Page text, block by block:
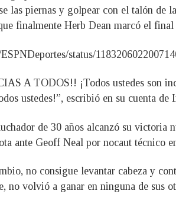
las piernas y golpear con el talón
finalmente Herb Dean marcó el final
status/
A TODOS!! ¡Todos ustedes son
ustedes!”, escribió en su cuenta
de 30 años alcanzó su victoria
ante Geoff Neal por nocaut técnico
no consigue levantar cabeza y
no volvió a ganar en ninguna de sus